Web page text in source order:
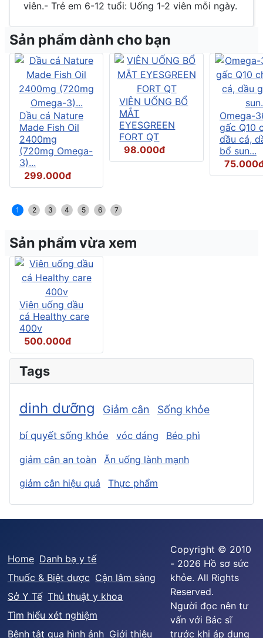
viên.- Trẻ em 6-12 tuổi: Uống 1-2 viên mỗi ngày.
Sản phẩm dành cho bạn
Dầu cá Nature
Made Fish Oil
2400mg
(720mg Omega-
3)...
299.000đ
VIÊN UỐNG BỔ
MẮT
EYESGREEN
FORT QT
98.000đ
Omega-
gấc Q10
dầu cá,
bổ sun...
1 2 3 4 5 6 7
Sản phẩm vừa xem
Viên uống dầu
cá Healthy care
400v
500.000đ
Tags
dinh dưỡng Giảm cân Sống khỏe
bí quyết sống khỏe vóc dáng Béo phì
giảm cân an toàn
Ăn uống lành mạnh
giảm cân hiệu quả
Thực phẩm
Home Danh bạ y tế
Thuốc & Biệt dược Cận lâm sàng
Sở Y Tế Thủ thuật y khoa
Tìm hiểu xét nghiệm
Bệnh tật qua hình ảnh Giới thiệu
Copyright © 2010
- 2026 Hồ sơ sức
khỏe. All Rights
Reserved.
Người đọc nên tư
vấn với Bác sĩ
trước khi áp dụng